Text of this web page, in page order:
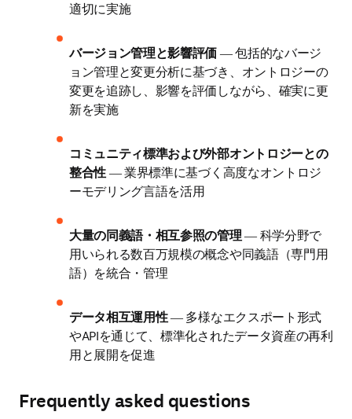
適切に実施
バージョン管理と影響評価 ― 包括的なバージ
ョン管理と変更分析に基づき、オントロジーの
変更を追跡し、影響を評価しながら、確実に更
新を実施
コミュニティ標準および外部オントロジーとの
整合性 ― 業界標準に基づく高度なオントロジ
ーモデリング言語を活用
大量の同義語・相互参照の管理 ― 科学分野で
用いられる数百万規模の概念や同義語（専門用
語）を統合・管理
データ相互運用性 ― 多様なエクスポート形式
やAPIを通じて、標準化されたデータ資産の再利
用と展開を促進
Frequently asked questions